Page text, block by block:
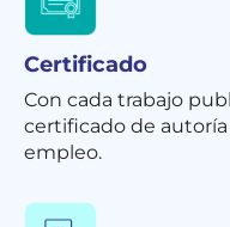
Certificado
Con cada trabajo
certificado de autoría
empleo.